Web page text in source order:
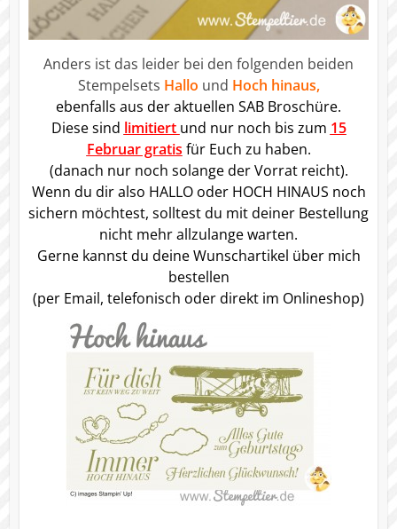
Anders ist das leider bei den folgenden beiden
Stempelsets Hallo und Hoch hinaus,
ebenfalls aus der aktuellen SAB Broschüre.
Diese sind limitiert und nur noch bis zum 15
Februar gratis für Euch zu haben.
(danach nur noch solange der Vorrat reicht).
Wenn du dir also HALLO oder HOCH HINAUS noch
sichern möchtest, solltest du mit deiner Bestellung
nicht mehr allzulange warten.
Gerne kannst du deine Wunschartikel über mich
bestellen
(per Email, telefonisch oder direkt im Onlineshop)